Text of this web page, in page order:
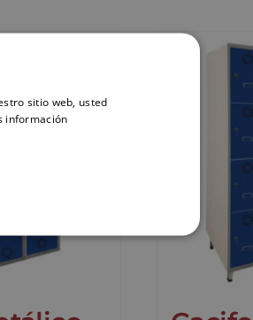
sitio web, usted
información